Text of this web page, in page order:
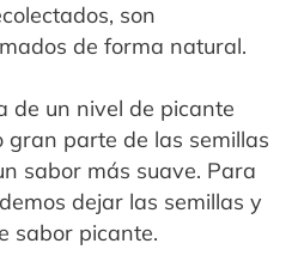
son
de forma natural.
de un nivel de picante
gran parte de las semillas
sabor más suave. Para
dejar las semillas y
sabor picante.